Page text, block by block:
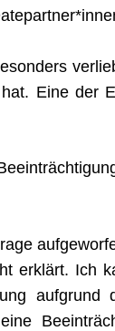
Eine der
erklärt. Ich
aufgrund